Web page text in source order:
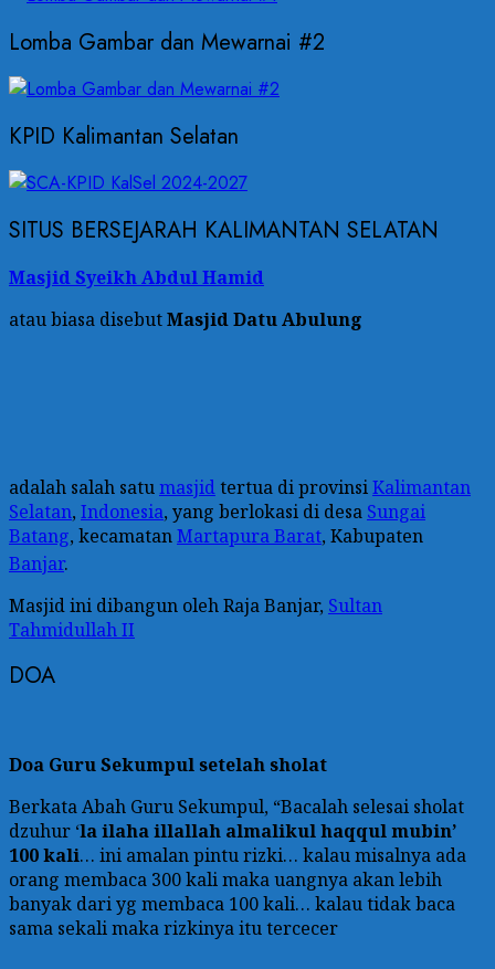
Lomba Gambar dan Mewarnai #2
KPID Kalimantan Selatan
SITUS BERSEJARAH KALIMANTAN SELATAN
Masjid Syeikh Abdul Hamid
atau biasa disebutMasjid Datu Abulung
adalah salah satumasjidtertua di provinsiKalimantan
Selatan, Indonesia, yang berlokasi di desa Sungai
Batang, kecamatanMartapura Barat, Kabupaten
Banjar.
Masjid ini dibangun oleh Raja Banjar, Sultan
Tahmidullah II
DOA
Doa Guru Sekumpul setelah sholat
Berkata Abah Guru Sekumpul, “Bacalah selesai sholat
dzuhur ‘la ilaha illallah almalikul haqqul mubin’
100 kali… ini amalan pintu rizki… kalau misalnya ada
orang membaca 300 kali maka uangnya akan lebih
banyak dari yg membaca 100 kali… kalau tidak baca
sama sekali maka rizkinya itu tercecer